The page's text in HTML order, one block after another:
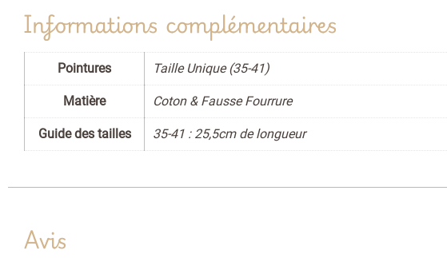
Informations complémentaires
Pointures Taille Unique (35-41)
Matière Coton & Fausse Fourrure
Guide des tailles 35-41 : 25,5cm de longueur
Avis